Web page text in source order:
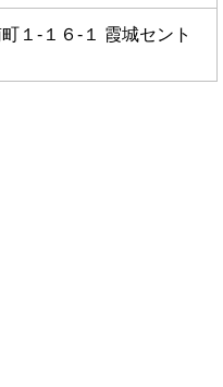
１-１６-１ 霞城セント